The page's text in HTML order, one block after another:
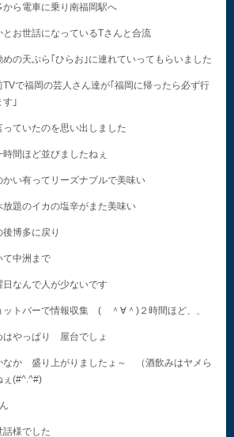
から電車に乗り南福岡駅へ
とお世話になっているTさんと合流
めの天ぷら｢ひらお｣に連れていってもらいました
TVで福岡の芸人さん達が｢福岡に帰ったら必ず行
す｣
っていたのを思い出しました
時間ほど並びましたねぇ
かい有ってリーズナブルで美味い
放題のイカの塩辛がまた美味い
後博多に戻り
て中洲まで
日なんで人が少ないです
ットバーで情報収集 ( ＾∀＾)２時間ほど、、
はやっぱり 屋台でしょ
なか 盛り上がりましたょ～ （酒飲みはヤメら
ぇ(#^.^#)
話様でした